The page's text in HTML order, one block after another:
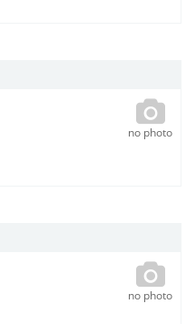
no photo
no photo